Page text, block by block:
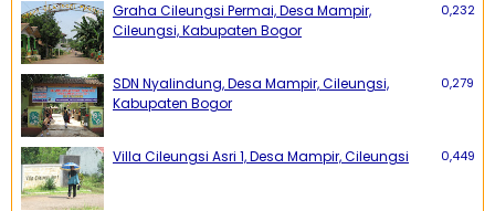
Graha Cileungsi Permai, Desa Mampir,
Cileungsi, Kabupaten Bogor
0,232
SDN Nyalindung, Desa Mampir, Cileungsi,
Kabupaten Bogor
0,279
Villa Cileungsi Asri 1, Desa Mampir, Cileungsi 0,449